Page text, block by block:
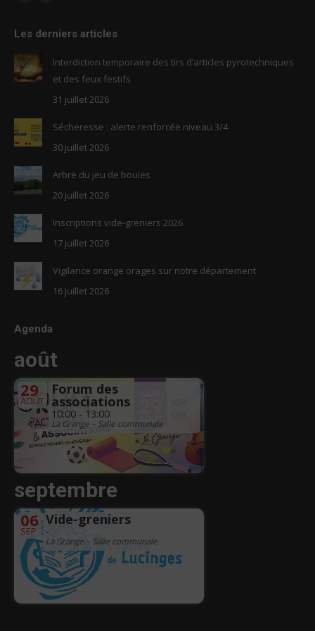
opens
in
new
opens
new
window
Les derniers articles
Interdiction temporaire des tirs d’articles pyrotechniques
et des feux festifs
31 juillet 2026
Sécheresse : alerte renforcée niveau 3/4
30 juillet 2026
Arbre du jeu de boules
20 juillet 2026
Inscriptions vide-greniers 2026
17 juillet 2026
Vigilance orange orages sur notre département
16 juillet 2026
Agenda
août
29
AOÛT
Forum des
associations
10:00 - 13:00
La Grange – Salle communale
septembre
06
SEP
Vide-greniers
-
La Grange – Salle communale